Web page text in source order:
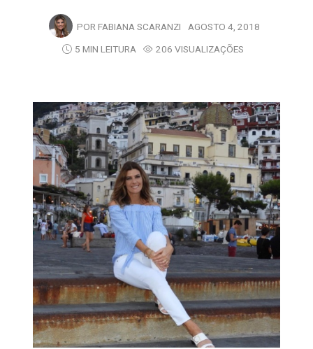
POR FABIANA SCARANZI AGOSTO 4, 2018
5 MIN LEITURA
206 VISUALIZAÇÕES